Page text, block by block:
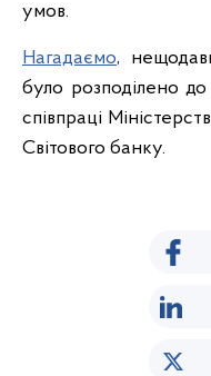
умов.
Нагадаємо,
було розподілено
співпраці
Світового банку.